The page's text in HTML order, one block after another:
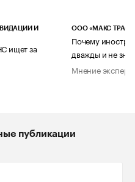
И
ищет за
ООО «МАКС ТРАСТ»
Почему
дважды и не
Мнение
публикации